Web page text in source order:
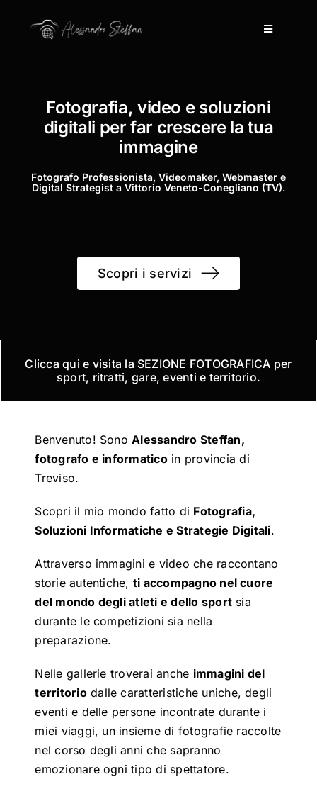
Toggle
ServiziFotografia, video e soluzioni
digitali per far crescere la tua
immagine
Fotografo Professionista, Videomaker, Webmaster e
Digital Strategist a Vittorio Veneto-Conegliano (TV).
Scopri i servizi
Clicca qui e visita la SEZIONE FOTOGRAFICA per
sport, ritratti, gare, eventi e territorio.
Benvenuto! SonoAlessandro Steffan,
fotografo e informaticoin provincia di
Treviso.
Scopri il mio mondo fatto di Fotografia,
Soluzioni Informatiche e Strategie Digitali.
Attraverso immagini e video che raccontano
storie autentiche, ti accompagno nel cuore
del mondo degli atleti e dello sport sia
durante le competizioni sia nella
preparazione.
Nelle gallerie troverai anche immagini del
territoriodalle caratteristiche uniche, degli
eventi e delle persone incontrate durante i
miei viaggi, un insieme di fotografie raccolte
nel corso degli anni che sapranno
emozionare ogni tipo di spettatore.